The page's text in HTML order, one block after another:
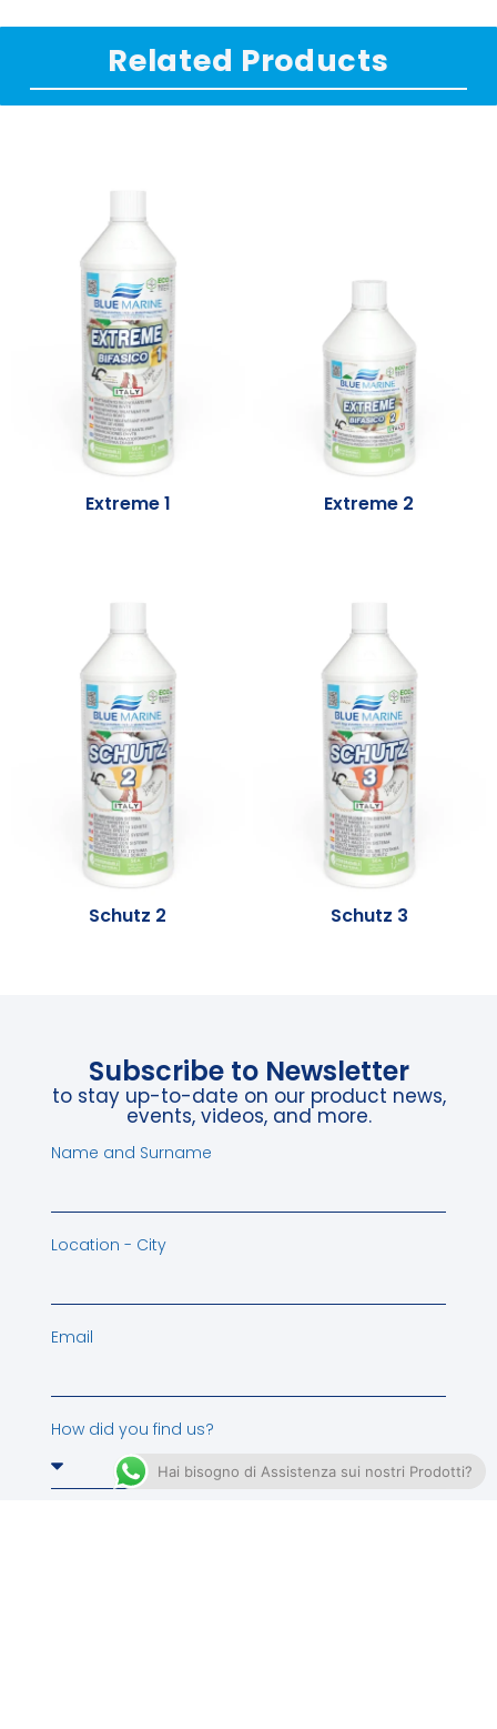
Related Products
Extreme 1 Extreme 2
Schutz 2 Schutz 3
Subscribe to Newsletter
to stay up-to-date on our product news,
events, videos, and more.
Name and Surname
Location - City
Email
How did you find us?
Hai bisogno di Assistenza sui nostri Prodotti?